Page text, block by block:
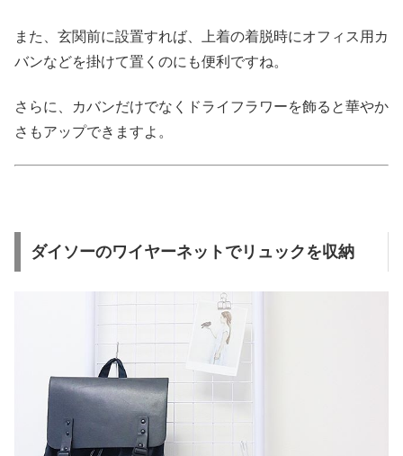
また、玄関前に設置すれば、上着の着脱時にオフィス用カ
バンなどを掛けて置くのにも便利ですね。
さらに、カバンだけでなくドライフラワーを飾ると華やか
さもアップできますよ。
ダイソーのワイヤーネットでリュックを収納